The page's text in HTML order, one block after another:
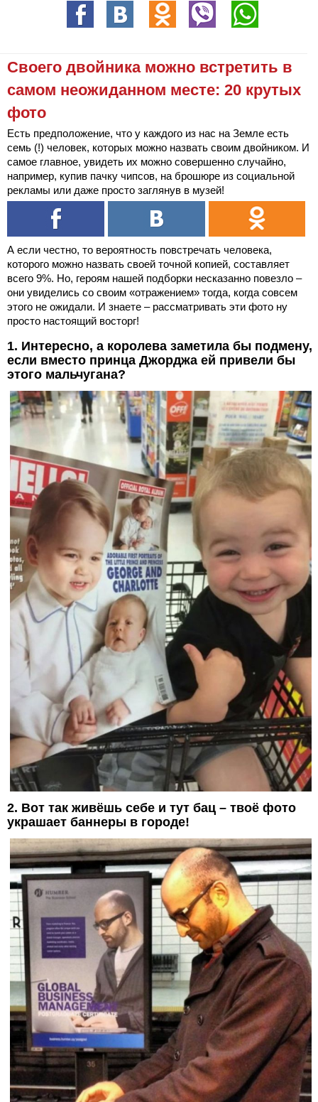
Своего двойника можно встретить в
самом неожиданном месте: 20 крутых
фото
Есть предположение, что у каждого из нас на Земле есть
семь (!) человек, которых можно назвать своим двойником. И
самое главное, увидеть их можно совершенно случайно,
например, купив пачку чипсов, на брошюре из социальной
рекламы или даже просто заглянув в музей!
А если честно, то вероятность повстречать человека,
которого можно назвать своей точной копией, составляет
всего 9%. Но, героям нашей подборки несказанно повезло –
они увиделись со своим «отражением» тогда, когда совсем
этого не ожидали. И знаете – рассматривать эти фото ну
просто настоящий восторг!
1. Интересно, а королева заметила бы подмену,
если вместо принца Джорджа ей привели бы
этого мальчугана?
2. Вот так живёшь себе и тут бац – твоё фото
украшает баннеры в городе!